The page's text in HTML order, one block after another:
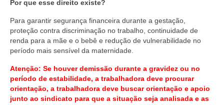
Por que esse direito existe?
Para garantir segurança financeira durante a gestação,
proteção contra discriminação no trabalho, continuidade de
renda para a mãe e o bebê e redução de vulnerabilidade no
período mais sensível da maternidade.
Atenção: Se houver demissão durante a gravidez ou no
período de estabilidade, a trabalhadora deve procurar
orientação, a trabalhadora deve buscar orientação e apoio
junto ao sindicato para que a situação seja analisada e as